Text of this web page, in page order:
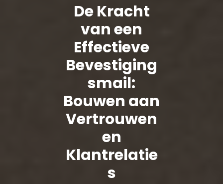
De Kracht
van een
Effectieve
Bevestiging
smail:
Bouwen aan
Vertrouwen
en
Klantrelatie
s